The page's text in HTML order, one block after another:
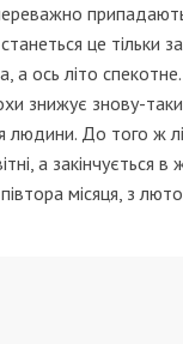
станеться це тільки
а ось літо спекотне.
знижує знову-
До того ж
а закінчується в
місяця, з